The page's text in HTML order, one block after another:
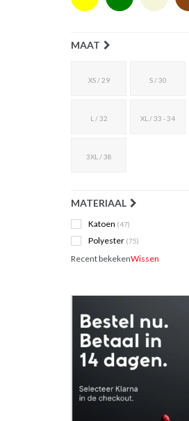
MAAT
XS / 29 S / 30
L / 32 XL / 33 - 34
3XL / 38
MATERIAAL
Katoen (47)
Polyester (75)
Recent bekekenWissen